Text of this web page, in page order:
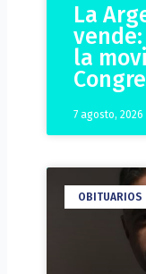
La
la
7 agosto, 2026
OBITUARIOS